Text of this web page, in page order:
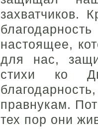
настоящее,
для нас,
стихи ко
правнукам.
тех пор они